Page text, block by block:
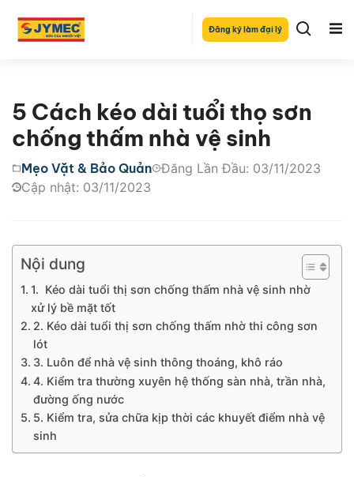
Đăng ký làm đại lý
5 Cách kéo dài tuổi thọ sơn
chống thấm nhà vệ sinh
Mẹo Vặt & Bảo Quản Đăng Lần Đầu: 03/11/2023
Cập nhật: 03/11/2023
Nội dung
1. Kéo dài tuổi thị sơn chống thấm nhà vệ sinh nhờ
xử lý bề mặt tốt
2. Kéo dài tuổi thị sơn chống thấm nhờ thi công sơn
lót
3. Luôn để nhà vệ sinh thông thoáng, khô ráo
4. Kiểm tra thường xuyên hệ thống sàn nhà, trần nhà,
đường ống nước
5. Kiểm tra, sửa chữa kịp thời các khuyết điểm nhà vệ
sinh